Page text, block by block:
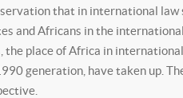
that in international
and Africans in the
the place of Africa in
generation, have taken up.